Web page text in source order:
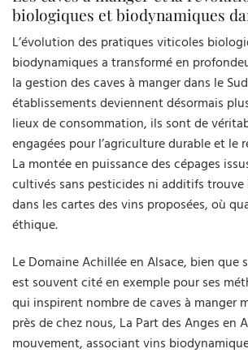
biologiques et biodynamiques
L’évolution des pratiques viticoles
biodynamiques a transformé en
la gestion des caves à manger dans le
établissements deviennent désormais
lieux de consommation, ils sont de
engagées pour l’agriculture durable et le
La montée en puissance des cépages
cultivés sans pesticides ni additifs
dans les cartes des vins proposées, où
éthique.
Le Domaine Achillée en Alsace, bien que
est souvent cité en exemple pour ses
qui inspirent nombre de caves à manger
près de chez nous, La Part des Anges en
mouvement, associant vins